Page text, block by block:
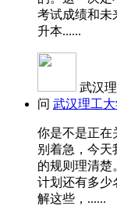
考试成绩和未
升本......
武汉
问 武汉理工
你是不是正在
别着急，今天
的规则理清楚
计划还有多少
解这些，......